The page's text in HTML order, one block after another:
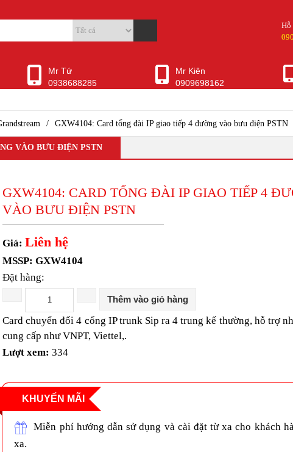
Hỗ
Mr Tứ
0938688285
Mr Kiên
0909698162
/ GXW4104: Card tổng đài IP giao tiếp 4 đường vào bưu điện PSTN
VÀO BƯU ĐIỆN PSTN
GXW4104: CARD TỔNG ĐÀI IP GIAO TIẾP 4
VÀO BƯU ĐIỆN PSTN
Giá: Liên hệ
MSSP: GXW4104
Đặt hàng:
Thêm vào giỏ hàng
Card chuyển đổi 4 cổng IP trunk Sip ra 4 trung kế thường, hỗ trợ
cung cấp như VNPT, Viettel,.
Lượt xem: 334
KHUYẾN MÃI
Miễn phí hướng dẫn sử dụng và cài đặt từ xa cho khách
xa.